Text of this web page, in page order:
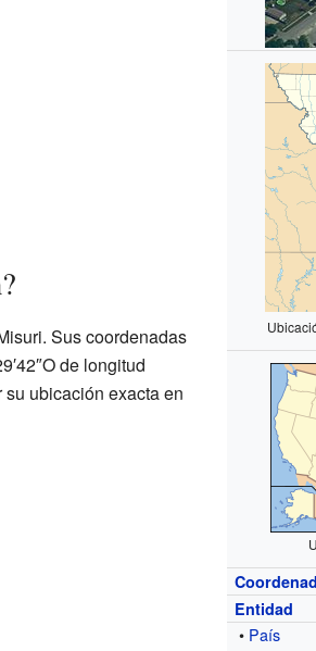
Entidad
• País
Sus coordenadas
de longitud
ubicación exacta en